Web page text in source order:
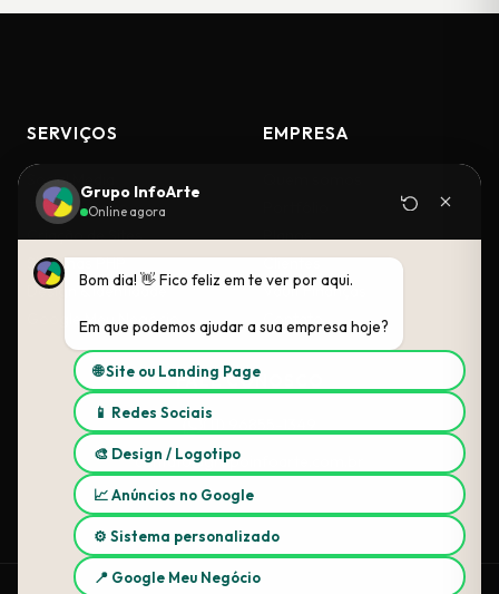
Grupo InfoArte
Online agora
Bom dia! 👋 Fico feliz em te ver por aqui.
Em que podemos ajudar a sua empresa hoje?
🌐 Site ou Landing Page
📱 Redes Sociais
🎨 Design / Logotipo
📈 Anúncios no Google
⚙️ Sistema personalizado
📍 Google Meu Negócio
SERVIÇOS
Social Media
Tráfego Pago
Criação de Sites
Sistemas PHP
Design & Identidade
Google Meu Negócio
EMPRESA
Planos
Clientes
Vault Finanças
FALE CONOSCO
(11) 96855-1349
contato@grupoinfoarte.com.br
Instagram